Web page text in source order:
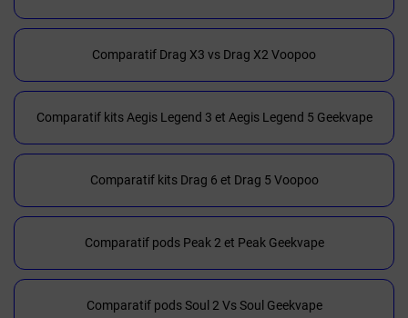
Comparatif Drag X3 vs Drag X2 Voopoo
Comparatif kits Aegis Legend 3 et Aegis Legend 5 Geekvape
Comparatif kits Drag 6 et Drag 5 Voopoo
Comparatif pods Peak 2 et Peak Geekvape
Comparatif pods Soul 2 Vs Soul Geekvape